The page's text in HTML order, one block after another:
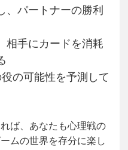
、パートナーの勝利
相手にカードを消耗
の可能性を予測して
ば、あなたも心理戦の
ムの世界を存分に楽し